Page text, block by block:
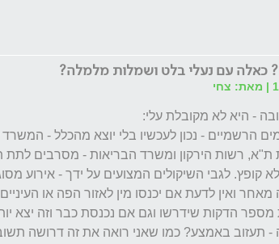
כאלה עם נעלי בלט ושמלות מלמלה?